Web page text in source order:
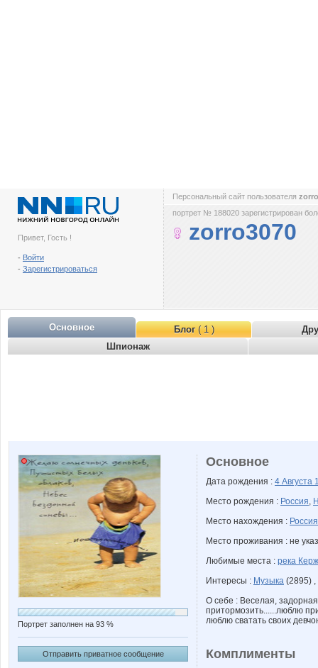
Привет, Гость !
- Войти
- Зарегистрироваться
Персональный сайт пользователя
портрет № 188020 зарегистрирован
zorro3070
Основное Блог( 1 )
Шпионаж
Портрет заполнен на 93 %
Отправить приватное сообщение
Основное
Дата рождения : 4 Августа
Место рождения : Россия,
Место нахождения : Россия
Место проживания : не
Любимые места : река
Интересы : Музыка (2895) ,
О себе : Веселая,
притормозить......люблю
люблю сватать своих
Комплименты